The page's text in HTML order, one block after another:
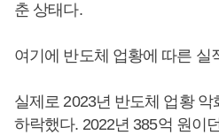
춘 상태다.
여기에 반도체 업황에 따른 실
실제로 2023년 반도체 업황 악
하락했다. 2022년 385억 원이